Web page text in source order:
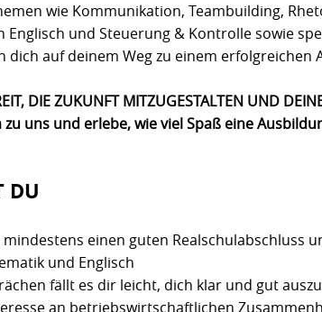
wie Kommunikation, Teambuilding,
Englisch und Steuerung & Kontrolle sowie
dich auf deinem Weg zu einem erfolgreichen
DIE ZUKUNFT MITZUGESTALTEN UND
uns und erlebe, wie viel Spaß eine
DU
mindestens einen guten Realschulabschluss
und Englisch
fällt es dir leicht, dich klar und gut
an betriebswirtschaftlichen